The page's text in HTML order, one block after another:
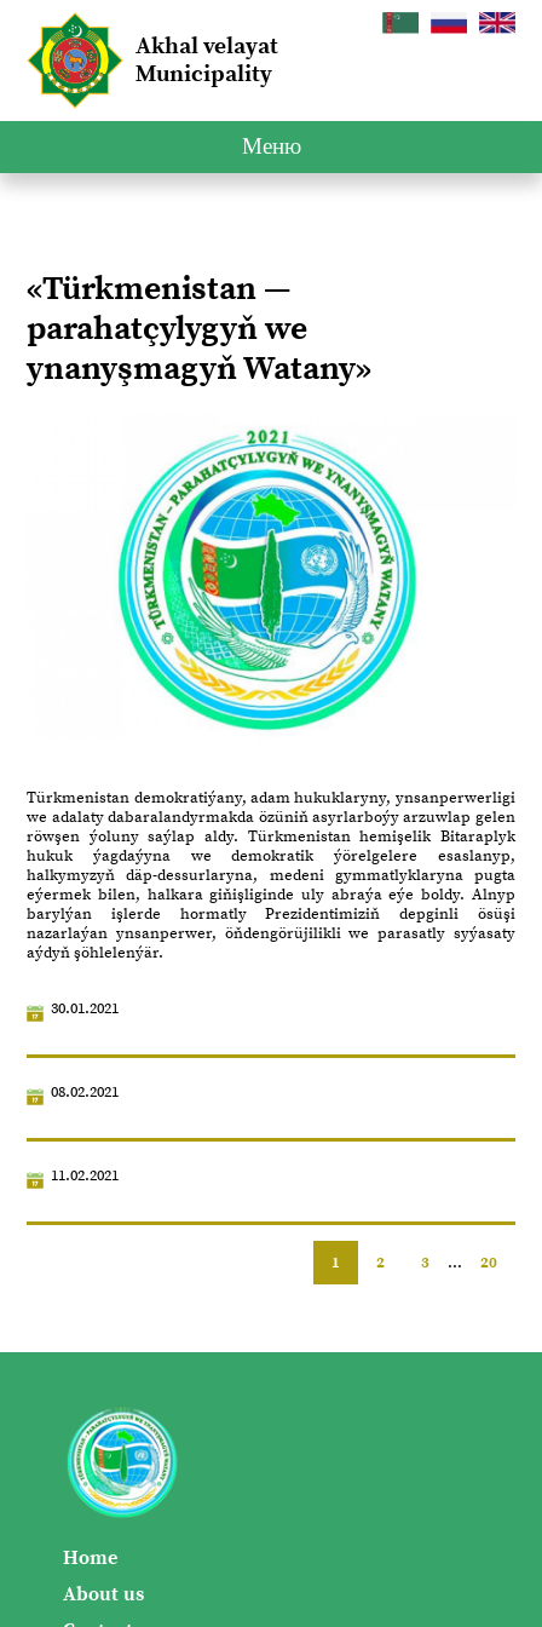
Akhal velayat
Municipality
Меню
«Türkmenistan —
parahatçylygyň we
ynanyşmagyň Watany»
Türkmenistan demokratiýany, adam hukuklaryny, ynsanperwerligi
we adalaty dabaralandyrmakda özüniň asyrlarboýy arzuwlap gelen
röwşen ýoluny saýlap aldy. Türkmenistan hemişelik Bitaraplyk
hukuk ýagdaýyna we demokratik ýörelgelere esaslanyp,
halkymyzyň däp-dessurlaryna, medeni gymmatlyklaryna pugta
eýermek bilen, halkara giňişliginde uly abraýa eýe boldy. Alnyp
barylýan işlerde hormatly Prezidentimiziň depginli ösüşi
nazarlaýan ynsanperwer, öňdengörüjilikli we parasatly syýasaty
aýdyň şöhlelenýär.
30.01.2021
08.02.2021
11.02.2021
1 2 3 ... 20
Home
About us